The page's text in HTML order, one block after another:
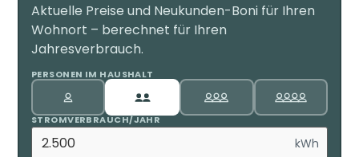
Aktuelle Preise und Neukunden-Boni für Ihren
Wohnort – berechnet für Ihren
Jahresverbrauch.
PERSONEN IM HAUSHALT
STROMVERBRAUCH/JAHR
kWh